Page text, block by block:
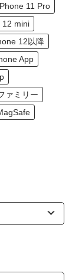
11 Pro
12 mini
12以降
App
ァミリー